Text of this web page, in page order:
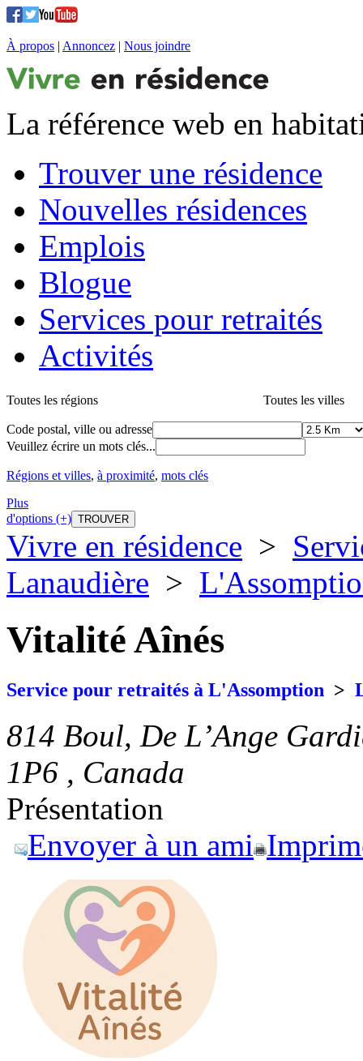
À propos | Annoncez | Nous joindre
La référence web en
Trouver une résidence
Nouvelles résidences
Emplois
Blogue
Services pour retraités
Activités
Toutes les régions Toutes les villes
Code postal, ville ou adresse
Veuillez écrire un mots clés...
Régions et villes, à proximité, mots clés
Plus
d'options (+)
Vivre en résidence >
Lanaudière >
Vitalité Aînés
Service pour retraités à L'Assomption >
814 Boul, De L’Ange
1P6 , Canada
Présentation
Envoyer à un ami